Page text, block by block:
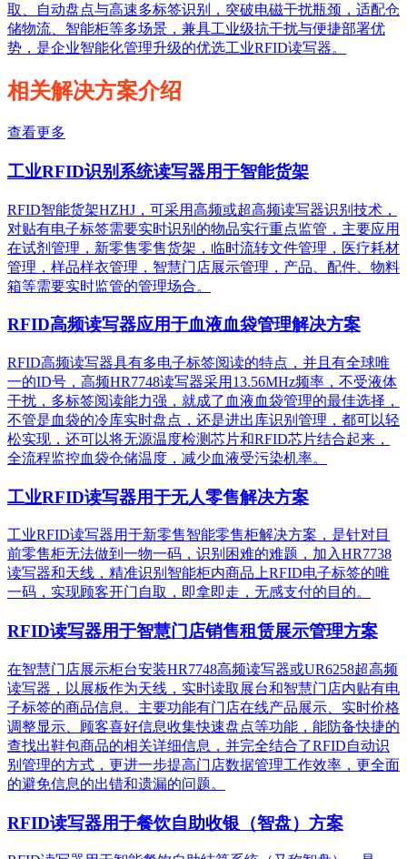
取、自动盘点与高速多标签识别，突破电磁干扰瓶颈，适配仓
储物流、智能柜等多场景，兼具工业级抗干扰与便捷部署优
势，是企业智能化管理升级的优选工业RFID读写器。
相关解决方案介绍
查看更多
工业RFID识别系统读写器用于智能货架
RFID智能货架HZHJ，可采用高频或超高频读写器识别技术，
对贴有电子标签需要实时识别的物品实行重点监管，主要应用
在试剂管理，新零售零售货架，临时流转文件管理，医疗耗材
管理，样品样衣管理，智慧门店展示管理，产品、配件、物料
箱等需要实时监管的管理场合。
RFID高频读写器应用于血液血袋管理解决方案
RFID高频读写器具有多电子标签阅读的特点，并且有全球唯
一的ID号，高频HR7748读写器采用13.56MHz频率，不受液体
干扰，多标签阅读能力强，就成了血液血袋管理的最佳选择，
不管是血袋的冷库实时盘点，还是进出库识别管理，都可以轻
松实现，还可以将无源温度检测芯片和RFID芯片结合起来，
全流程监控血袋仓储温度，减少血液受污染机率。
工业RFID读写器用于无人零售解决方案
工业RFID读写器用于新零售智能零售柜解决方案，是针对目
前零售柜无法做到一物一码，识别困难的难题，加入HR7738
读写器和天线，精准识别​智能柜内商品上RFID电子标签的唯
一码，实现顾客开门自取，即拿即走，无感支付的目的。
RFID读写器用于智慧门店销售租赁展示管理方案
在智慧门店展示柜台安装HR7748高频读写器或UR6258超高频
读写器，以展板作为天线，实时读取展台和智慧门店内贴有电
子标签的商品信息。主要功能有门店在线产品展示、实时价格
调整显示、顾客喜好信息收集快速盘点等功能，能防备快捷的
查找出鞋包商品的相关详细信息，并完全结合了RFID自动识
别管理的方式，更进一步提高门店数据管理工作效率，更全面
的避免信息的出错和遗漏的问题。
RFID读写器用于餐饮自助收银（智盘）方案